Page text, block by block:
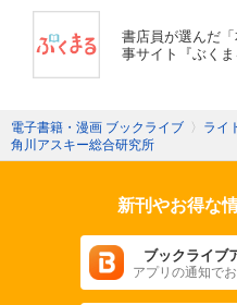
書店員が選んだ
事サイト『ぶくま
電子書籍・漫画 ブックライブ 〉 ライ
角川アスキー総合研究所
新刊やお得な
ブックライブ
アプリの通知で